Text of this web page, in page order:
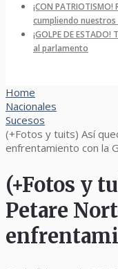
¡CON
cumpliendo
¡GOLPE DE
al parlamento
Home
Nacionales
Sucesos
(+Fotos y tuits) Así
enfrentamiento con la
(+Fotos y
Petare